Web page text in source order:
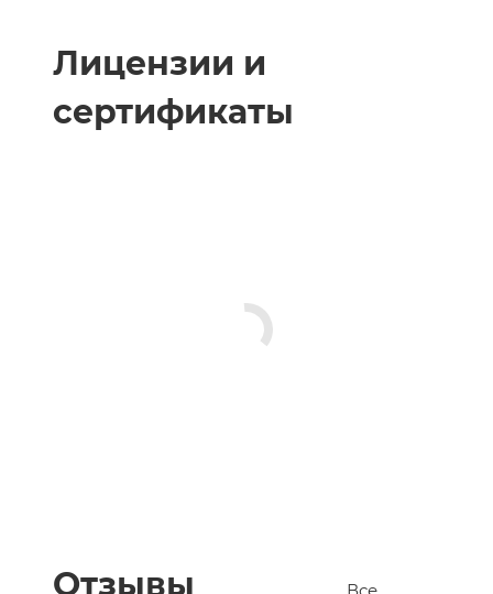
Лицензии и
сертификаты
Отзывы Все